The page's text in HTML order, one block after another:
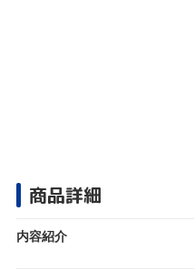
商品詳細
内容紹介